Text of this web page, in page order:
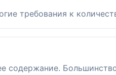
требования к